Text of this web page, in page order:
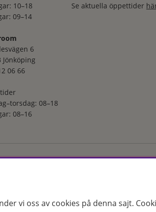
10–18
09–14
6
Jönköping
06 66
08–18
08–16
Se aktuella öppettider
för just dina behov. Handla enkelt på
vi oss av cookies på denna sajt.